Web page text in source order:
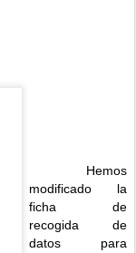
Hemos
modificado la
ficha de
recogida de
datos para